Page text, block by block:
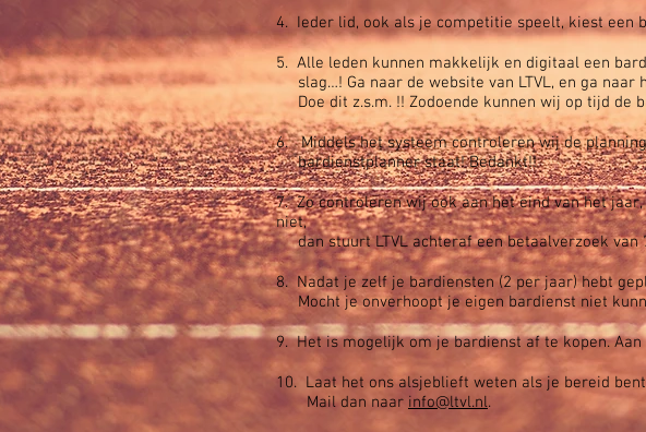
4. Ieder lid, ook als je competitie speelt, kiest een
5. Alle leden kunnen makkelijk en digitaal een
slag…! Ga naar de website van LTVL, en ga naar
Doe dit z.s.m. !! Zodoende kunnen wij op tijd
6. Middels het systeem controleren wij de
bardienstplanner staat! Bedankt!!
7. Zo controleren wij ook aan het eind van het
niet,
dan stuurt LTVL achteraf een betaalverzoek
8. Nadat je zelf je bardiensten (2 per jaar) hebt
Mocht je onverhoopt je eigen bardienst niet
9. Het is mogelijk om je bardienst af te kopen.
10. Laat het ons alsjeblieft weten als je bereid
Mail dan naar info@ltvl.nl.